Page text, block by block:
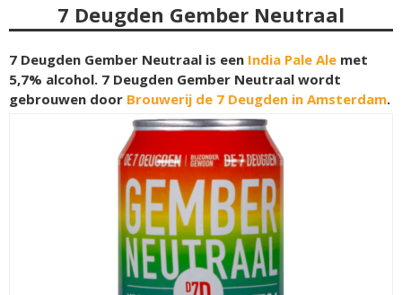
7 Deugden Gember Neutraal
7 Deugden Gember Neutraal is een India Pale Ale met
5,7% alcohol. 7 Deugden Gember Neutraal wordt
gebrouwen door Brouwerij de 7 Deugden in Amsterdam.